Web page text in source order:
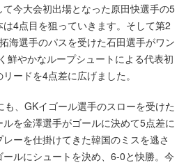
今大会初出場となった原田快選手の5
4点目を狙っていきます。そして第2
海選手のパスを受けた石田選手がワン
鮮やかなループシュートによる代表初
ードを4点差に広げました。
も、GKイゴール選手のスローを受けた
を金澤選手がゴールに決めて5点差に
ーを仕掛けてきた韓国のミスを逃さ
ルにシュートを決め、6-0と快勝。今